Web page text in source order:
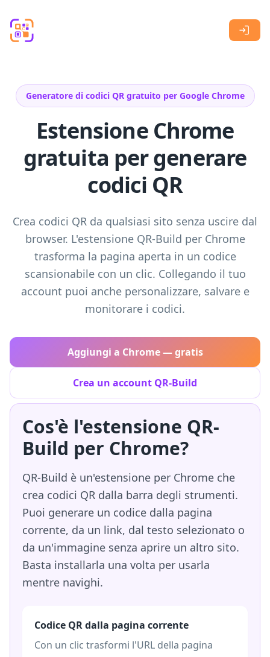
Generatore di codici QR gratuito per Google Chrome
Estensione Chrome
gratuita per generare
codici QR
Crea codici QR da qualsiasi sito senza uscire dal
browser. L'estensione QR-Build per Chrome
trasforma la pagina aperta in un codice
scansionabile con un clic. Collegando il tuo
account puoi anche personalizzare, salvare e
monitorare i codici.
Aggiungi a Chrome — gratis
Crea un account QR-Build
Cos'è l'estensione QR-
Build per Chrome?
QR-Build è un'estensione per Chrome che
crea codici QR dalla barra degli strumenti.
Puoi generare un codice dalla pagina
corrente, da un link, dal testo selezionato o
da un'immagine senza aprire un altro sito.
Basta installarla una volta per usarla
mentre navighi.
Codice QR dalla pagina corrente
Con un clic trasformi l'URL della pagina